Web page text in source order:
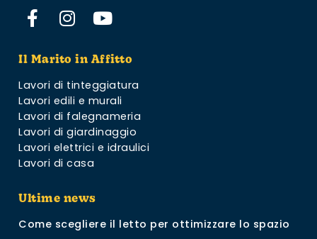
Il Marito in Affitto
Lavori di tinteggiatura
Lavori edili e murali
Lavori di falegnameria
Lavori di giardinaggio
Lavori elettrici e idraulici
Lavori di casa
Ultime news
Come scegliere il letto per ottimizzare lo spazio